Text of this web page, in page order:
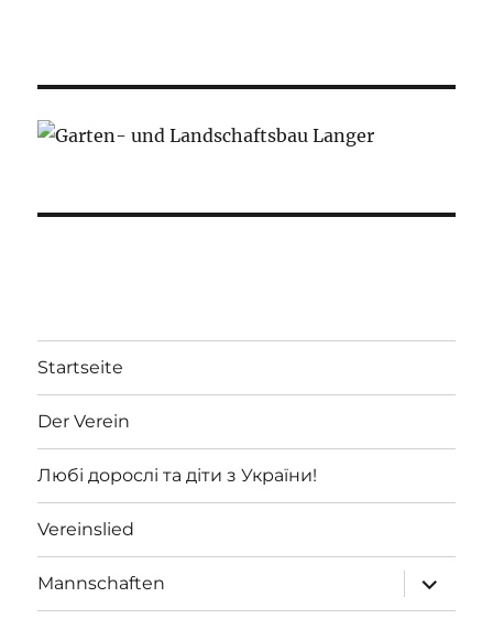
Startseite
Der Verein
Любі дорослі та діти з України!
Vereinslied
Mannschaften
öffnen